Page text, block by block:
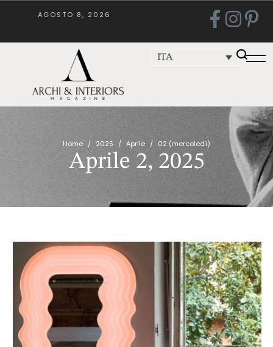
AGOSTO 8, 2026
ITA
Home / 2025 / Aprile / 02 (mercoledì)
Aprile 2, 2025